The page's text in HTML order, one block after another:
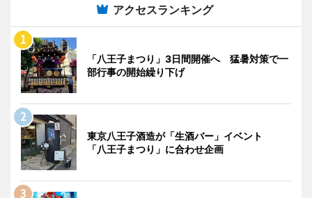
アクセスランキング
「八王子まつり」3日間開催へ 猛暑対策で一
部行事の開始繰り下げ
東京八王子酒造が「生酒バー」イベント
「八王子まつり」に合わせ企画